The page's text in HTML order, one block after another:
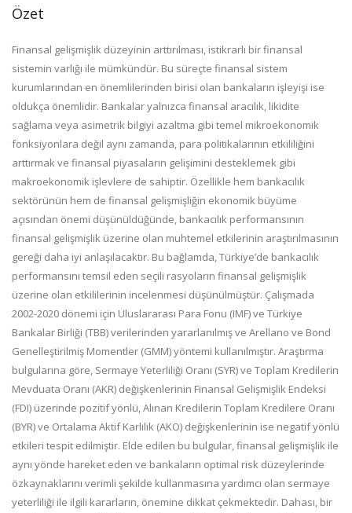
Özet
Finansal gelişmişlik düzeyinin arttırılması, istikrarlı bir finansal
sistemin varlığı ile mümkündür. Bu süreçte finansal sistem
kurumlarından en önemlilerinden birisi olan bankaların işleyişi ise
oldukça önemlidir. Bankalar yalnızca finansal aracılık, likidite
sağlama veya asimetrik bilgiyi azaltma gibi temel mikroekonomik
fonksiyonlara değil aynı zamanda, para politikalarının etkililiğini
arttırmak ve finansal piyasaların gelişimini desteklemek gibi
makroekonomik işlevlere de sahiptir. Özellikle hem bankacılık
sektörünün hem de finansal gelişmişliğin ekonomik büyüme
açısından önemi düşünüldüğünde, bankacılık performansının
finansal gelişmişlik üzerine olan muhtemel etkilerinin araştırılmasının
gereği daha iyi anlaşılacaktır. Bu bağlamda, Türkiye’de bankacılık
performansını temsil eden seçili rasyoların finansal gelişmişlik
üzerine olan etkililerinin incelenmesi düşünülmüştür. Çalışmada
2002-2020 dönemi için Uluslararası Para Fonu (IMF) ve Türkiye
Bankalar Birliği (TBB) verilerinden yararlanılmış ve Arellano ve Bond
Genelleştirilmiş Momentler (GMM) yöntemi kullanılmıştır. Araştırma
bulgularına göre, Sermaye Yeterliliği Oranı (SYR) ve Toplam Kredilerin
Mevduata Oranı (AKR) değişkenlerinin Finansal Gelişmişlik Endeksi
(FDI) üzerinde pozitif yönlü, Alınan Kredilerin Toplam Kredilere Oranı
(BYR) ve Ortalama Aktif Karlılık (AKO) değişkenlerinin ise negatif yönlü
etkileri tespit edilmiştir. Elde edilen bu bulgular, finansal gelişmişlik ile
aynı yönde hareket eden ve bankaların optimal risk düzeylerinde
özkaynaklarını verimli şekilde kullanmasına yardımcı olan sermaye
yeterliliği ile ilgili kararların, önemine dikkat çekmektedir. Dahası, bir